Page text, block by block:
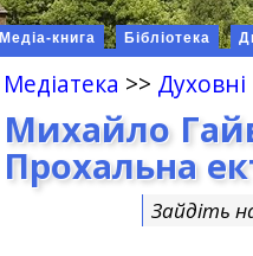
Медіа-книга Бібліотека
Медіатека >>
Михайло
Прохальна
Зайдіть